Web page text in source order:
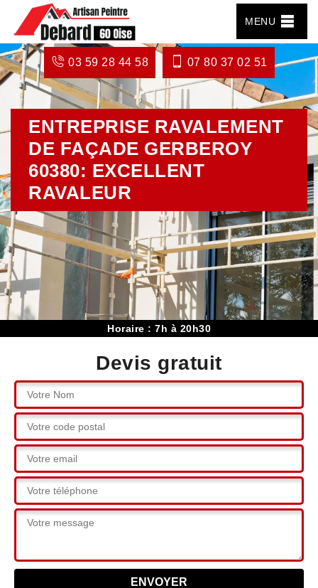
MENU
03 59 28 44 58 07 80 37 02 51
ENTREPRISE RAVALEMENT
DE FAÇADE GERBEROY
60380: EXCELLENT
RAVALEUR
Horaire : 7h à 20h30
Devis gratuit